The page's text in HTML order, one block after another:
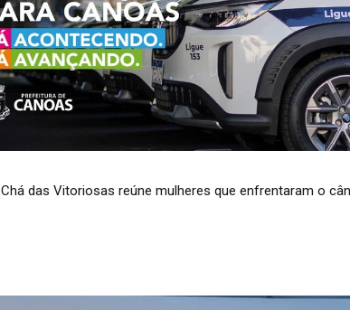
Chá das Vitoriosas reúne mulheres que enfrentaram o